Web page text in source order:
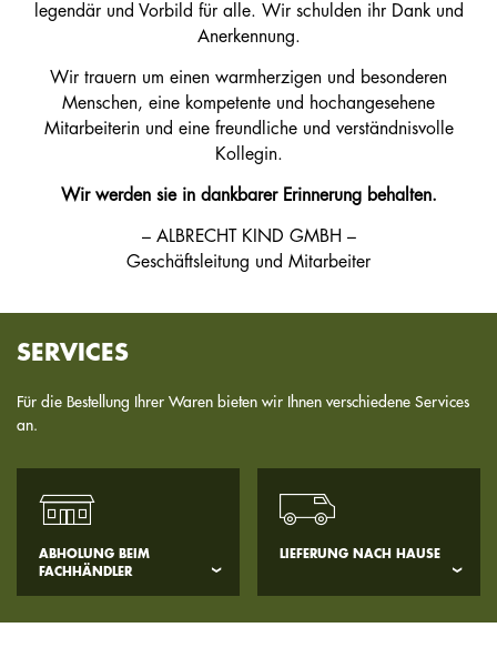
legendär und Vorbild für alle. Wir schulden ihr Dank und
Anerkennung.
Wir trauern um einen warmherzigen und besonderen
Menschen, eine kompetente und hochangesehene
Mitarbeiterin und eine freundliche und verständnisvolle
Kollegin.
Wir werden sie in dankbarer Erinnerung behalten.
– ALBRECHT KIND GMBH –
Geschäftsleitung und Mitarbeiter
SERVICES
Für die Bestellung Ihrer Waren bieten wir Ihnen verschiedene Services
an.
ABHOLUNG BEIM
FACHHÄNDLER
LIEFERUNG NACH HAUSE